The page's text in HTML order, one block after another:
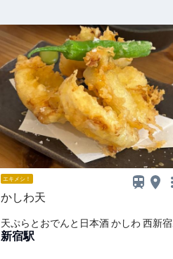
エキメシ！
かしわ天
天ぷらとおでんと日本酒 かしわ 西新宿
店
新宿駅